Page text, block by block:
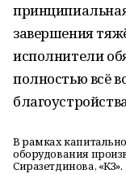
завершения
исполнители
полностью всё
В рамках
оборудования
Сиразетдинова, «КЗ».